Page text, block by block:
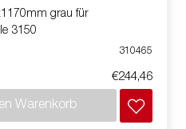
grau für
3150
310465
€244,46
Warenkorb